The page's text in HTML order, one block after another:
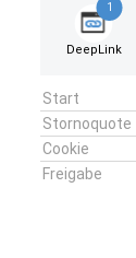
1
DeepLink
Start
Stornoquote
Cookie
Freigabe